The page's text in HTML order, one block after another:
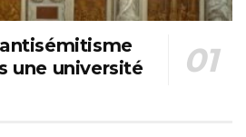
une université